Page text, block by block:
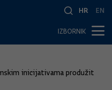
HR EN
IZBORNIK
inicijativama produžit